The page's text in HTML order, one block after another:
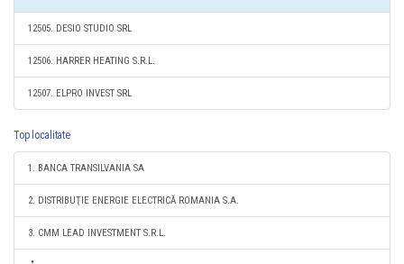
12505. DESIO STUDIO SRL
12506. HARRER HEATING S.R.L.
12507. ELPRO INVEST SRL
Top localitate
1. BANCA TRANSILVANIA SA
2. DISTRIBUŢIE ENERGIE ELECTRICĂ ROMANIA S.A.
3. CMM LEAD INVESTMENT S.R.L.